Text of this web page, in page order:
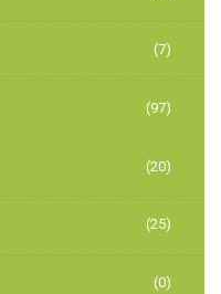
(7)
(97)
(20)
(25)
(0)